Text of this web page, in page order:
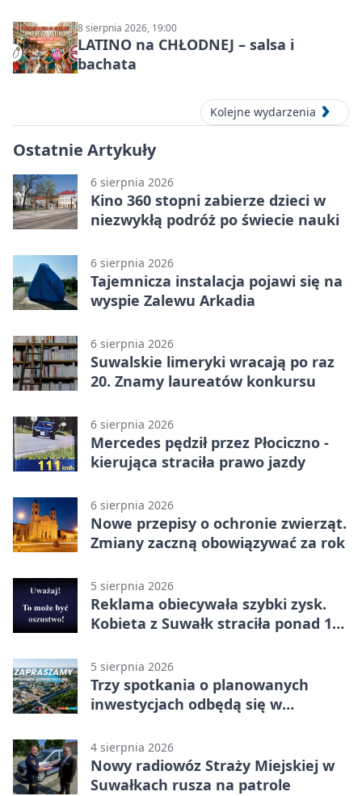
8 sierpnia 2026, 19:00
LATINO na CHŁODNEJ – salsa i
bachata
Kolejne wydarzenia
Ostatnie Artykuły
6 sierpnia 2026
Kino 360 stopni zabierze dzieci w
niezwykłą podróż po świecie nauki
6 sierpnia 2026
Tajemnicza instalacja pojawi się na
wyspie Zalewu Arkadia
6 sierpnia 2026
Suwalskie limeryki wracają po raz
20. Znamy laureatów konkursu
6 sierpnia 2026
Mercedes pędził przez Płociczno -
kierująca straciła prawo jazdy
6 sierpnia 2026
Nowe przepisy o ochronie zwierząt.
Zmiany zaczną obowiązywać za rok
5 sierpnia 2026
Reklama obiecywała szybki zysk.
Kobieta z Suwałk straciła ponad 190
5 sierpnia 2026
Trzy spotkania o planowanych
inwestycjach odbędą się w
4 sierpnia 2026
Nowy radiowóz Straży Miejskiej w
Suwałkach rusza na patrole